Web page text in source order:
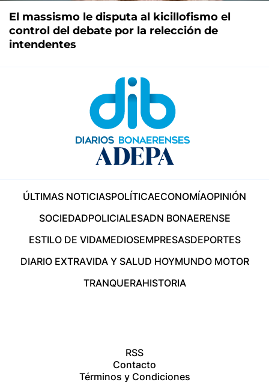
El massismo le disputa al kicillofismo el
control del debate por la relección de
intendentes
ÚLTIMAS NOTICIASPOLÍTICAECONOMÍAOPINIÓN
SOCIEDADPOLICIALESADN BONAERENSE
ESTILO DE VIDAMEDIOSEMPRESASDEPORTES
DIARIO EXTRAVIDA Y SALUD HOYMUNDO MOTOR
TRANQUERAHISTORIA
RSS
Contacto
Términos y Condiciones